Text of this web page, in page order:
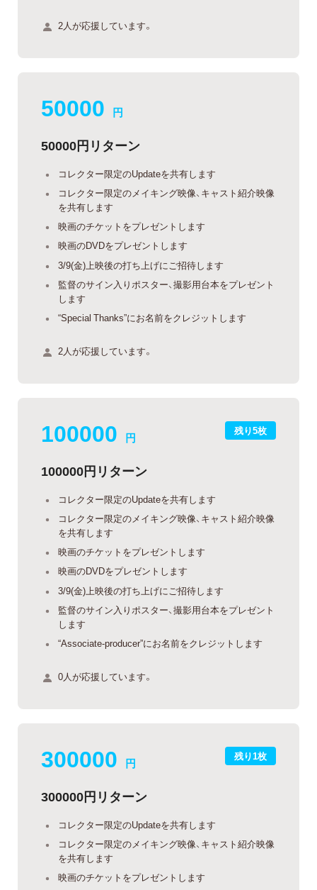
2人が応援しています。
50000 円
50000円リターン
コレクター限定のUpdateを共有します
コレクター限定のメイキング映像、キャスト紹介映像
を共有します
映画のチケットをプレゼントします
映画のDVDをプレゼントします
3/9(金)上映後の打ち上げにご招待します
監督のサイン入りポスター、撮影用台本をプレゼント
します
“Special Thanks”にお名前をクレジットします
2人が応援しています。
残り5枚
100000 円
100000円リターン
コレクター限定のUpdateを共有します
コレクター限定のメイキング映像、キャスト紹介映像
を共有します
映画のチケットをプレゼントします
映画のDVDをプレゼントします
3/9(金)上映後の打ち上げにご招待します
監督のサイン入りポスター、撮影用台本をプレゼント
します
“Associate-producer”にお名前をクレジットします
0人が応援しています。
残り1枚
300000 円
300000円リターン
コレクター限定のUpdateを共有します
コレクター限定のメイキング映像、キャスト紹介映像
を共有します
映画のチケットをプレゼントします